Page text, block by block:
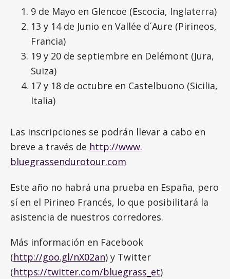
9 de Mayo en Glencoe (Escocia, Inglaterra)
13 y 14 de Junio en Vallée d´Aure (Pirineos,
Francia)
19 y 20 de septiembre en Delémont (Jura,
Suiza)
17 y 18 de octubre en Castelbuono (Sicilia,
Italia)
Las inscripciones se podrán llevar a cabo en
breve a través de http://www.
bluegrassendurotour.com
Este año no habrá una prueba en España, pero
sí en el Pirineo Francés, lo que posibilitará la
asistencia de nuestros corredores.
Más información en Facebook
(http://goo.gl/nX02an) y Twitter
(https://twitter.com/bluegrass_et)